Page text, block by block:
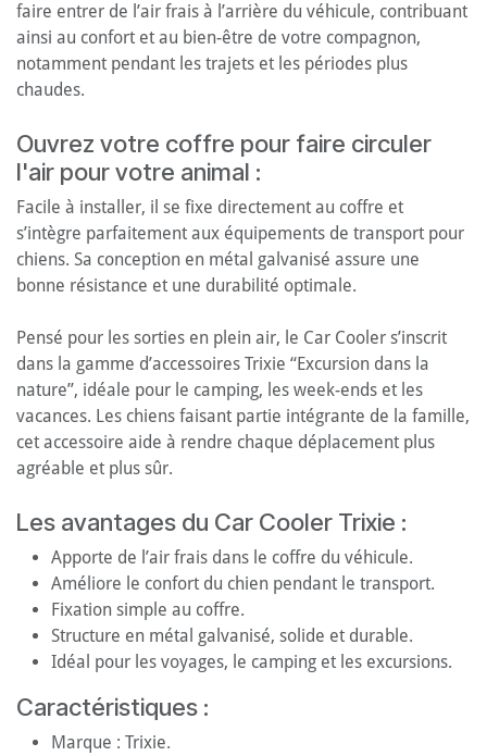
faire entrer de l’air frais à l’arrière du véhicule, contribuant
ainsi au confort et au bien-être de votre compagnon,
notamment pendant les trajets et les périodes plus
chaudes.
Ouvrez votre coffre pour faire circuler
l'air pour votre animal :
Facile à installer, il se fixe directement au coffre et
s’intègre parfaitement aux équipements de transport pour
chiens. Sa conception en métal galvanisé assure une
bonne résistance et une durabilité optimale.
Pensé pour les sorties en plein air, le Car Cooler s’inscrit
dans la gamme d’accessoires Trixie “Excursion dans la
nature”, idéale pour le camping, les week-ends et les
vacances. Les chiens faisant partie intégrante de la famille,
cet accessoire aide à rendre chaque déplacement plus
agréable et plus sûr.
Les avantages du Car Cooler Trixie :
Apporte de l’air frais dans le coffre du véhicule.
Améliore le confort du chien pendant le transport.
Fixation simple au coffre.
Structure en métal galvanisé, solide et durable.
Idéal pour les voyages, le camping et les excursions.
Caractéristiques :
Marque : Trixie.